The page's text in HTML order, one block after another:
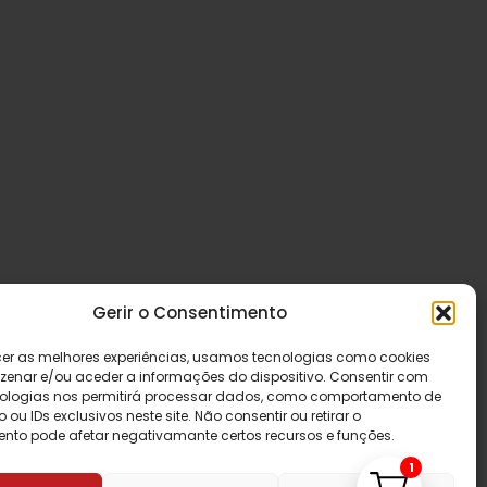
Gerir o Consentimento
as melhores experiências, usamos tecnologias como cookies
e/ou aceder a informações do dispositivo. Consentir com
nos permitirá processar dados, como comportamento de
IDs exclusivos neste site. Não consentir ou retirar o
pode afetar negativamante certos recursos e funções.
1